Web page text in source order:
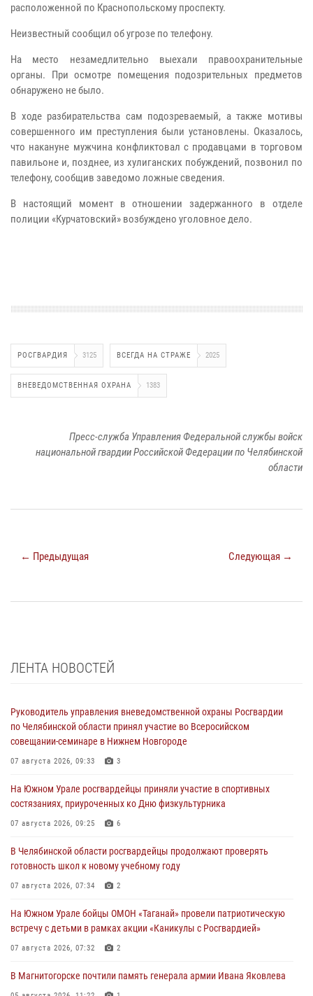
расположенной по Краснопольскому проспекту.
Неизвестный сообщил об угрозе по телефону.
На место незамедлительно выехали правоохранительные
органы. При осмотре помещения подозрительных предметов
обнаружено не было.
В ходе разбирательства сам подозреваемый, а также мотивы
совершенного им преступления были установлены. Оказалось,
что накануне мужчина конфликтовал с продавцами в торговом
павильоне и, позднее, из хулиганских побуждений, позвонил по
телефону, сообщив заведомо ложные сведения.
В настоящий момент в отношении задержанного в отделе
полиции «Курчатовский» возбуждено уголовное дело.
РОСГВАРДИЯ 3125 ВСЕГДА НА СТРАЖЕ 2025
ВНЕВЕДОМСТВЕННАЯ ОХРАНА 1383
Пресс-служба Управления Федеральной службы войск
национальной гвардии Российской Федерации по Челябинской
области
← Предыдущая Следующая →
ЛЕНТА НОВОСТЕЙ
Руководитель управления вневедомственной охраны Росгвардии
по Челябинской области принял участие во Всеросийском
совещании-семинаре в Нижнем Новгороде
07 августа 2026, 09:33 3
На Южном Урале росгвардейцы приняли участие в спортивных
состязаниях, приуроченных ко Дню физкультурника
07 августа 2026, 09:25 6
В Челябинской области росгвардейцы продолжают проверять
готовность школ к новому учебному году
07 августа 2026, 07:34 2
На Южном Урале бойцы ОМОН «Таганай» провели патриотическую
встречу с детьми в рамках акции «Каникулы с Росгвардией»
07 августа 2026, 07:32 2
В Магнитогорске почтили память генерала армии Ивана Яковлева